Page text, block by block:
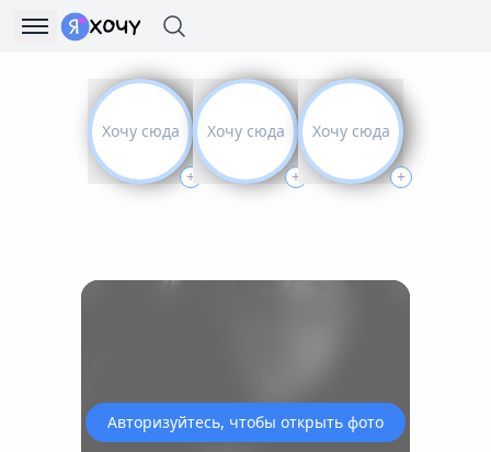
Хочу сюда
+
Хочу сюда
+
Хочу сюда
+
Авторизуйтесь, чтобы открыть фото